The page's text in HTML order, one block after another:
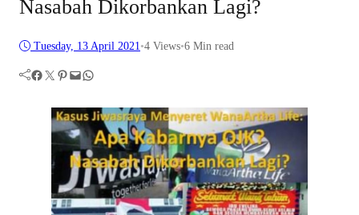
Nasabah Dikorbankan Lagi?
Tuesday, 13 April 2021•4 Views•6 Min read
Facebook Twitter Pinterest Mail WhatsApp